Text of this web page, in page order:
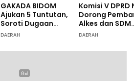
GAKADA BIDOM
Ajukan 5 Tuntutan,
Soroti Dugaan
Ketidaksesuaian
DAERAH
Komisi V DPRD
Dorong
Alkes dan SDM
Rumah Sakit,
Diagnosis
DAERAH